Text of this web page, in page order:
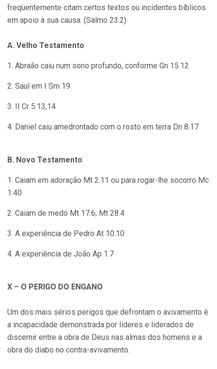
freqüentemente citam certos textos ou incidentes bíblicos
em apoio à sua causa. (Salmo 23.2)
A. Velho Testamento
1. Abraão caiu num sono profundo, conforme Gn 15.12
2. Saul em I Sm 19
3. II Cr 5.13,14
4. Daniel caiu amedrontado com o rosto em terra Dn 8.17
B. Novo Testamento
1. Caiam em adoração Mt 2.11 ou para rogar-lhe socorro Mc
1.40
2. Caiam de medo Mt 17.6; Mt 28.4
3. A experiência de Pedro At 10.10
4. A experiência de João Ap 1.7
X – O PERIGO DO ENGANO
Um dos mais sérios perigos que defrontam o avivamento é
a incapacidade demonstrada por líderes e liderados de
discernir entre a obra de Deus nas almas dos homens e a
obra do diabo no contra-avivamento.